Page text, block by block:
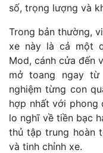
số, trọng lượng và
Trong bản thường,
xe này là cả một
Mod, cánh cửa đến
mở toang ngay
nghiệm từng con
hợp nhất với phong
lo nghĩ về tiền bạc
thủ tập trung hoàn
và tinh chỉnh xe.